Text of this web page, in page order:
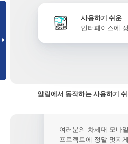
사용하기 쉬운
인터페이스에
알림에서 동작하는 사용하기
여러분의 차세대 모바
프로젝트에 정말 멋지